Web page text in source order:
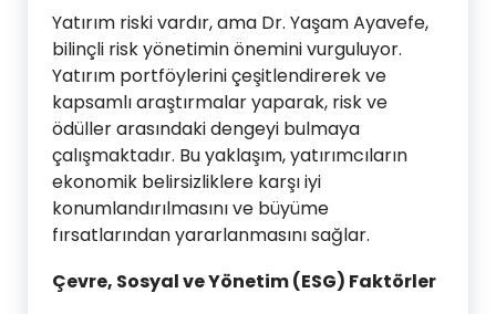
Yatırım riski vardır, ama Dr. Yaşam Ayavefe,
bilinçli risk yönetimin önemini vurguluyor.
Yatırım portföylerini çeşitlendirerek ve
kapsamlı araştırmalar yaparak, risk ve
ödüller arasındaki dengeyi bulmaya
çalışmaktadır. Bu yaklaşım, yatırımcıların
ekonomik belirsizliklere karşı iyi
konumlandırılmasını ve büyüme
fırsatlarından yararlanmasını sağlar.
Çevre, Sosyal ve Yönetim (ESG) Faktörler